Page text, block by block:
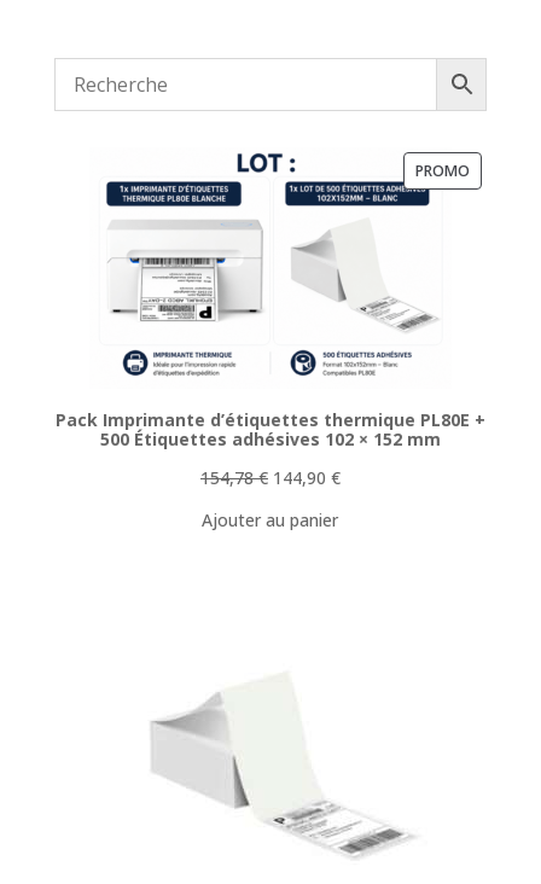
PROMO
Pack Imprimante d’étiquettes thermique PL80E +
500 Étiquettes adhésives 102 × 152 mm
154,78€ Le
initial
144,90 €Le
Ajouter au panier